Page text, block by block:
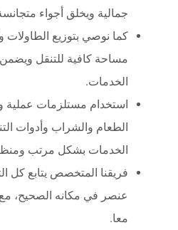
جمالية ويخلق أجواء
كما نوصي بتوزيع الطاولات
مساحة كافية للتنقل
الخدمات.
استخدام مستلزمات
الطعام والشراب وأدوات
الخدمات بشكل مرتب
فريقنا المتخصص يتابع كل
عنصر في مكانه الصحيح، مع
معا.